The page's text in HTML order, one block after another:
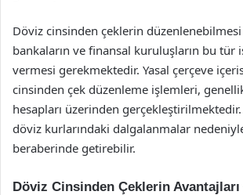
Döviz cinsinden çeklerin
bankaların ve finansal kuruluşların bu tür
vermesi gerekmektedir. Yasal çerçeve
cinsinden çek düzenleme işlemleri,
hesapları üzerinden
döviz kurlarındaki dalgalanmalar
beraberinde getirebilir.
Döviz Cinsinden Çeklerin Avantajları